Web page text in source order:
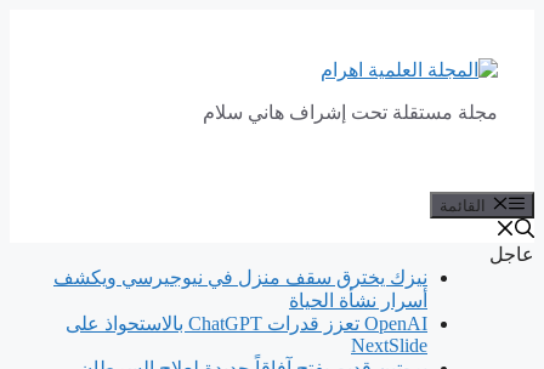
المحتوى
مجلة مستقلة تحت إشراف هاني سلام
القائمة
عاجل
نيزك يخترق سقف منزل في نيوجيرسي ويكشف
أسرار نشأة الحياة
OpenAI تعزز قدرات ChatGPT بالاستحواذ على
NextSlide